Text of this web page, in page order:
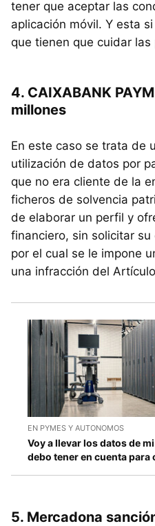
tener que aceptar las
aplicación móvil. Y esta
que tienen que cuidar las
4. CAIXABANK
millones
En este caso se trata de
utilización de datos por
que no era cliente de la
ficheros de solvencia
de elaborar un perfil y
financiero, sin solicitar
por el cual se le impone
una infracción del
EN PYMES Y AUTONOMOS
Voy a llevar los datos de
debo tener en cuenta para
5. Mercadona